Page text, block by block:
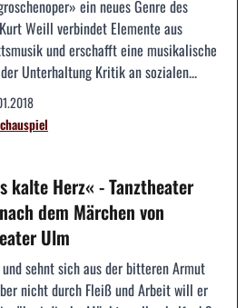
ein neues Genre des
Weill verbindet Elemente aus
und erschafft eine musikalische
Unterhaltung Kritik an sozialen...
kalte Herz« - Tanztheater
dem Märchen von
Ulm
sehnt sich aus der bitteren Armut
nicht durch Fleiß und Arbeit will er